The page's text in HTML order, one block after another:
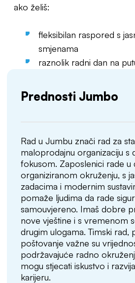
ako želiš:
fleksibilan raspored s
smjenama
raznolik radni dan na
Prednosti Jumbo
Rad u Jumbu znači rad za
maloprodajnu organizaciju s
fokusom. Zaposlenici rade u
organiziranom okruženju, s
zadacima i modernim
pomaže ljudima da rade
samouvjereno. Imaš dobre
nove vještine i s vremenom
drugim ulogama. Timski rad,
poštovanje važne su
podržavajuće radno
mogu stjecati iskustvo i
karijeru.